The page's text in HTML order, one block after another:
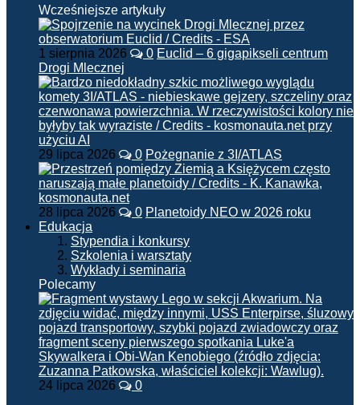
Wcześniejsze artykuły
1 sierpnia 2026 0 Euclid – 6 gigapikseli centrum
Drogi Mlecznej
29 lipca 2026 0 Pożegnanie z 3I/ATLAS
28 lipca 2026 0 Planetoidy NEO w 2026 roku
Edukacja
Stypendia i konkursy
Szkolenia i warsztaty
Wykłady i seminaria
Polecamy
24 lipca 2026 0